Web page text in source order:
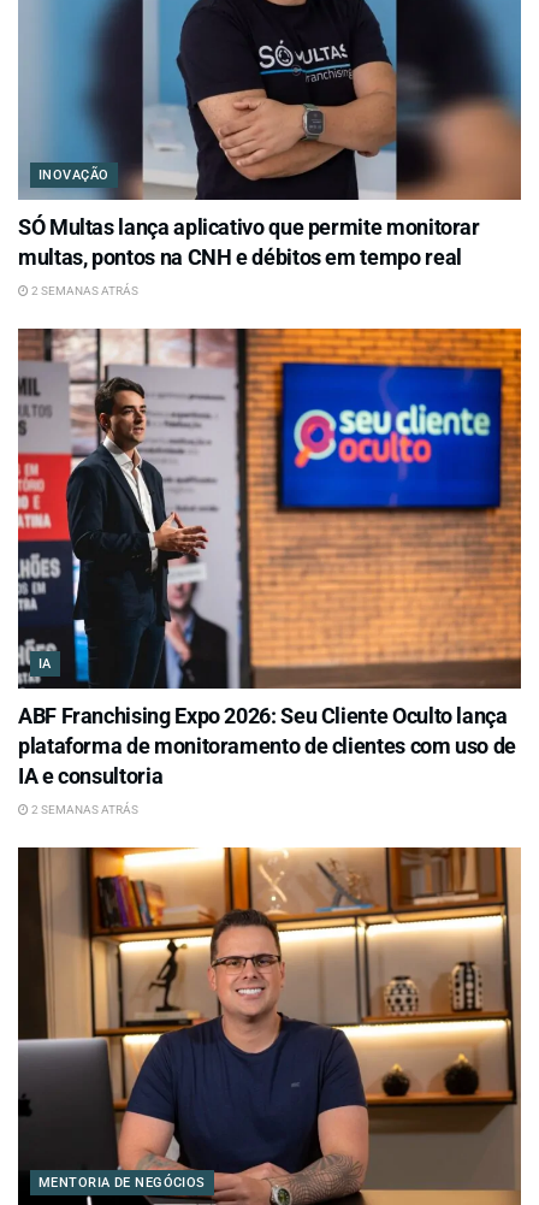
INOVAÇÃO
SÓ Multas lança aplicativo que permite monitorar
multas, pontos na CNH e débitos em tempo real
2 SEMANAS ATRÁS
IA
ABF Franchising Expo 2026: Seu Cliente Oculto lança
plataforma de monitoramento de clientes com uso de
IA e consultoria
2 SEMANAS ATRÁS
MENTORIA DE NEGÓCIOS